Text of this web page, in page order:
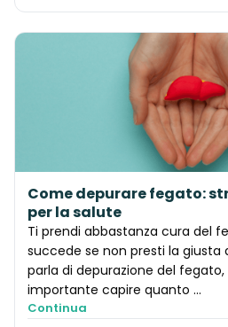
Come depurare fegato:
per la salute
Ti prendi abbastanza cura del
succede se non presti la giusta
parla di depurazione del
importante capire quanto ...
Continua